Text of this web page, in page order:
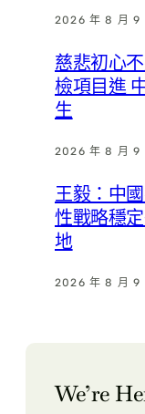
2026 年 8 月 9
慈悲初心
檢項目進
生
2026 年 8 月 9
王毅：中
性戰略穩
地
2026 年 8 月 9
We’re